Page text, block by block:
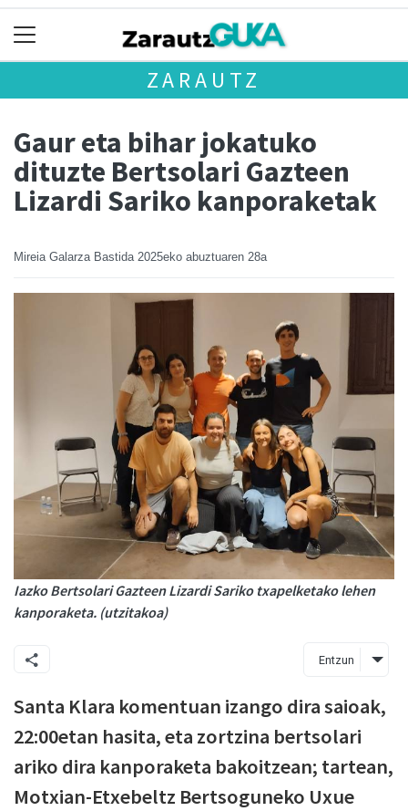
ZARAUTZ
Gaur eta bihar jokatuko
dituzte Bertsolari Gazteen
Lizardi Sariko kanporaketak
Mireia Galarza Bastida 2025eko abuztuaren 28a
Iazko Bertsolari Gazteen Lizardi Sariko txapelketako lehen
kanporaketa. (utzitakoa)
Entzun
Santa Klara komentuan izango dira saioak,
22:00etan hasita, eta zortzina bertsolari
ariko dira kanporaketa bakoitzean; tartean,
Motxian-Etxebeltz Bertsoguneko Uxue